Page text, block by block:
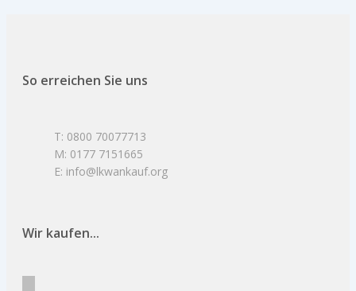
So erreichen Sie uns
T: 0800 70077713
M: 0177 7151665
E: info@lkwankauf.org
Wir kaufen...